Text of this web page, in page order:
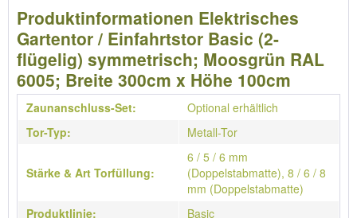
Produktinformationen Elektrisches
Gartentor / Einfahrtstor Basic (2-
flügelig) symmetrisch; Moosgrün RAL
6005; Breite 300cm x Höhe 100cm
Zaunanschluss-Set:
Optional erhältlich
Tor-Typ:
Metall-Tor
Stärke & Art Torfüllung:
6 / 5 / 6 mm
(Doppelstabmatte), 8 / 6 / 8
mm (Doppelstabmatte)
Produktlinie:
Basic